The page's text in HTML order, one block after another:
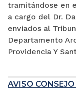
tramitándose en
a cargo del Dr.
enviados al
Departamento
Providencia Y
AVISO